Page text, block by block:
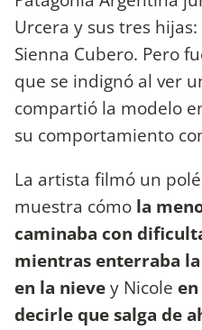
Urcera y sus tres
Sienna Cubero. Pero
que se indignó al ver
compartió la modelo
su comportamiento
La artista filmó un
muestra cómo la
caminaba con
mientras enterraba
en la nievey Nicole
decirle que salga de